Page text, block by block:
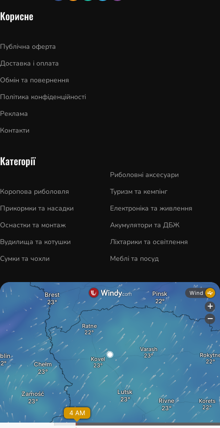
Корисне
Публічна оферта
Доставка і оплата
Обмін та повернення
Політика конфіденційності
Реклама
Контакти
Категорії
Коропова риболовля
Прикормки та насадки
Оснастки та монтаж
Вудилища та котушки
Сумки та чохли
Риболовні аксесуари
Туризм та кемпінг
Електроніка та живлення
Акумулятори та ДБЖ
Ліхтарики та освітлення
Меблі та посуд